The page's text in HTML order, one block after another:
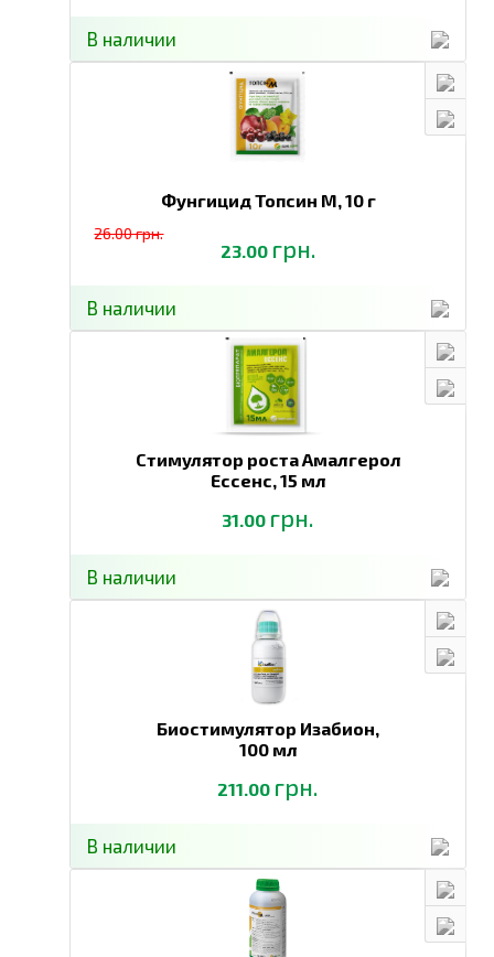
В наличии
Фунгицид Топсин М,10 г
23.00 грн.
26.00 грн.
В наличии
Стимулятор роста Амалгерол
Ессенс,15 мл
31.00 грн.
В наличии
Биостимулятор Изабион,
100 мл
211.00 грн.
В наличии